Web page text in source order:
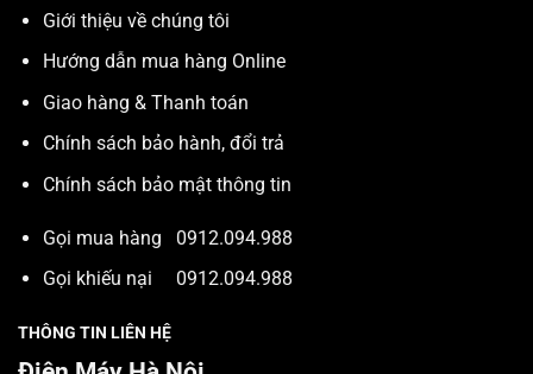
Giới thiệu về chúng tôi
Hướng dẫn mua hàng Online
Giao hàng & Thanh toán
Chính sách bảo hành, đổi trả
Chính sách bảo mật thông tin
Gọi mua hàng 0912.094.988
Gọi khiếu nại 0912.094.988
THÔNG TIN LIÊN HỆ